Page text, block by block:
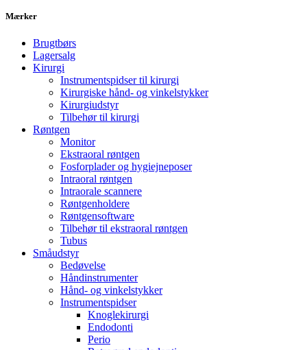
Mærker
Brugtbørs
Lagersalg
Kirurgi
Instrumentspidser til kirurgi
Kirurgiske hånd- og vinkelstykker
Kirurgiudstyr
Tilbehør til kirurgi
Røntgen
Monitor
Ekstraoral røntgen
Fosforplader og hygiejneposer
Intraoral røntgen
Intraorale scannere
Røntgenholdere
Røntgensoftware
Tilbehør til ekstraoral røntgen
Tubus
Småudstyr
Bedøvelse
Håndinstrumenter
Hånd- og vinkelstykker
Instrumentspidser
Knoglekirurgi
Endodonti
Perio